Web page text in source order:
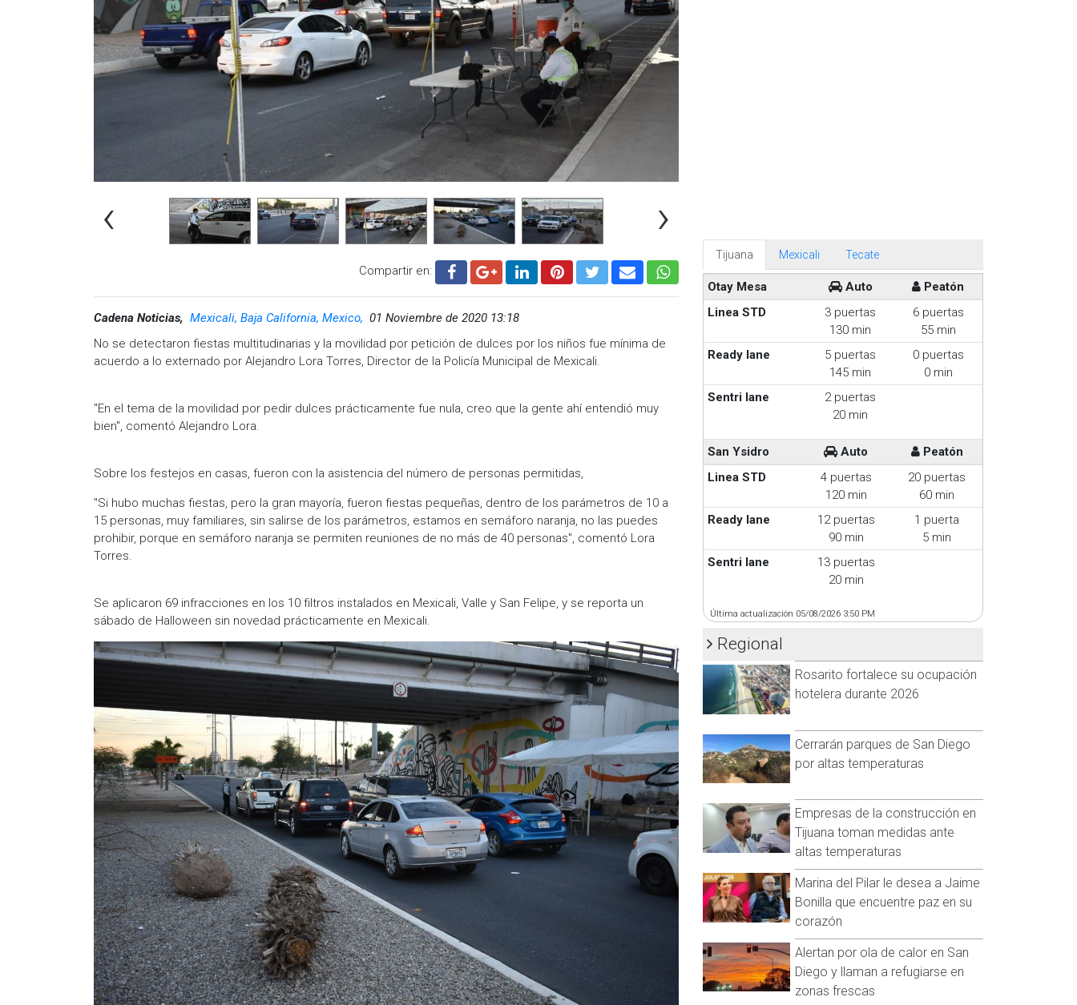
‹ ›
Compartir en:
Cadena Noticias, Mexicali, Baja California, Mexico, 01 Noviembre de 2020 13:18
No se detectaron fiestas multitudinarias y la movilidad por petición de dulces por los niños fue mínima de
acuerdo a lo externado por Alejandro Lora Torres, Director de la Policía Municipal de Mexicali.
"En el tema de la movilidad por pedir dulces prácticamente fue nula, creo que la gente ahí entendió muy
bien", comentó Alejandro Lora.
Sobre los festejos en casas, fueron con la asistencia del número de personas permitidas,
"Si hubo muchas fiestas, pero la gran mayoría, fueron fiestas pequeñas, dentro de los parámetros de 10 a
15 personas, muy familiares, sin salirse de los parámetros, estamos en semáforo naranja, no las puedes
prohibir, porque en semáforo naranja se permiten reuniones de no más de 40 personas", comentó Lora
Torres.
Se aplicaron 69 infracciones en los 10 filtros instalados en Mexicali, Valle y San Felipe, y se reporta un
sábado de Halloween sin novedad prácticamente en Mexicali.
Tijuana Mexicali Tecate
Otay Mesa Auto
Peatón
Linea STD
3 puertas
130 min
6 puertas
55 min
Ready lane
5 puertas
145 min
0 puertas
0 min
Sentri lane
2 puertas
20 min
San Ysidro Auto
Peatón
Linea STD
4 puertas
120 min
20 puertas
60 min
Ready lane
12 puertas
90 min
1 puerta
5 min
Sentri lane
13 puertas
20 min
Última actualización 05/08/2026 3:50 PM
Regional
Rosarito fortalece su ocupación
hotelera durante 2026
Cerrarán parques de San Diego
por altas temperaturas
Empresas de la construcción en
Tijuana toman medidas ante
altas temperaturas
Marina del Pilar le desea a Jaime
Bonilla que encuentre paz en su
corazón
Alertan por ola de calor en San
Diego y llaman a refugiarse en
zonas frescas